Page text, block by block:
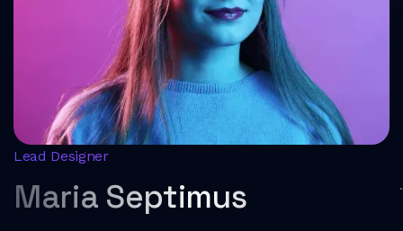
Lead Designer
Maria Septimus